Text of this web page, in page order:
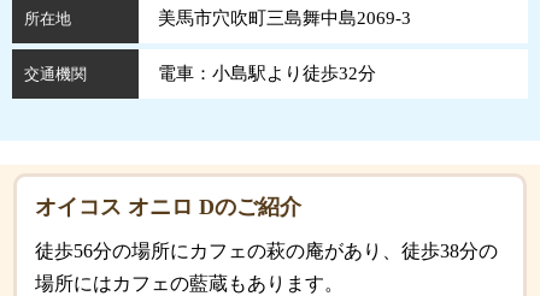
所在地 美馬市穴吹町三島舞中島2069-3
交通機関 電車：小島駅より徒歩32分
オイコス オニロ Dのご紹介
徒歩56分の場所にカフェの萩の庵があり、徒歩38分の
場所にはカフェの藍蔵もあります。